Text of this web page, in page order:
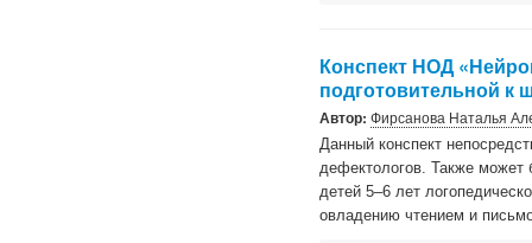
Конспект НОД
подготовительной к
Автор: Фирсанова Наталья
Данный конспект
дефектологов. Также может
детей 5–6 лет
овладению чтением и